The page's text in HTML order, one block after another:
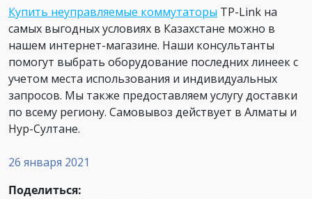
26 января 2021
Поделиться:
Купить неуправляемые коммутаторы TP-Link на
самых выгодных условиях в Казахстане можно в
нашем интернет-магазине. Наши консультанты
помогут выбрать оборудование последних линеек с
учетом места использования и индивидуальных
запросов. Мы также предоставляем услугу доставки
по всему региону. Самовывоз действует в Алматы и
Нур-Султане.